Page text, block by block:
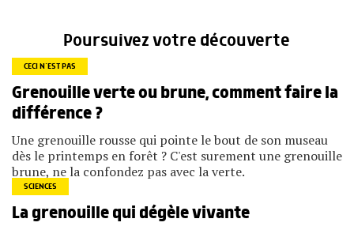
Poursuivez votre découverte
CECI N’EST PAS
Grenouille verte ou brune, comment faire la
différence ?
Une grenouille rousse qui pointe le bout de son museau
dès le printemps en forêt ? C'est surement une grenouille
brune, ne la confondez pas avec la verte.
SCIENCES
La grenouille qui dégèle vivante